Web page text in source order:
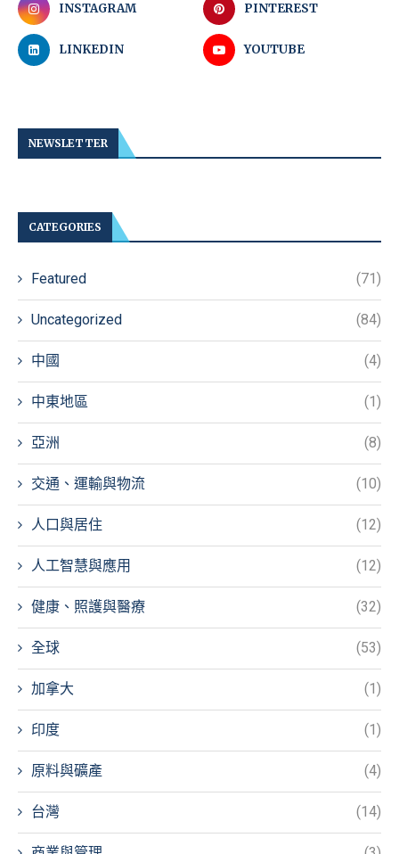
INSTAGRAM PINTEREST
LINKEDIN YOUTUBE
NEWSLETTER
CATEGORIES
Featured (71)
Uncategorized (84)
中國 (4)
中東地區 (1)
亞洲 (8)
交通、運輸與物流 (10)
人口與居住 (12)
人工智慧與應用 (12)
健康、照護與醫療 (32)
全球 (53)
加拿大 (1)
印度 (1)
原料與礦產 (4)
台灣 (14)